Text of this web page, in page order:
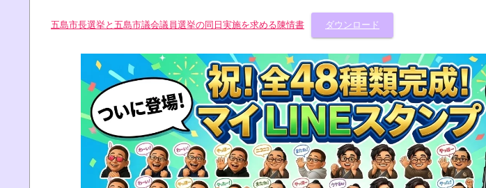
五島市長選挙と五島市議会議員選挙の同日実施を求める陳情書 ダウンロード